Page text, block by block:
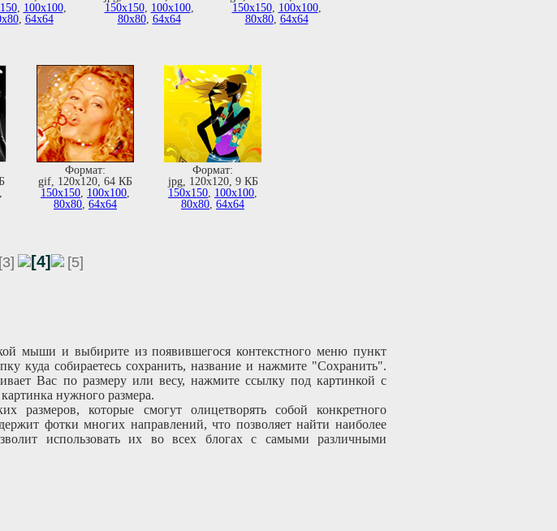
, 100х100,
, 64х64
150х150, 100х100,
80х80, 64х64
150х150, 100х100,
80х80, 64х64
,
Формат:
gif, 120х120, 64 КБ
150х150, 100х100,
80х80, 64х64
Формат:
jpg, 120х120, 9 КБ
150х150, 100х100,
80х80, 64х64
[3] [4] [5]
мыши и выбирите из появившегося контекстного меню пункт
куда собираетесь сохранить, название и нажмите "Сохранить".
Вас по размеру или весу, нажмите ссылку под картинкой с
нужного размера.
размеров, которые смогут олицетворять собой конкретного
фотки многих направлений, что позволяет найти наиболее
использовать их во всех блогах с самыми различными